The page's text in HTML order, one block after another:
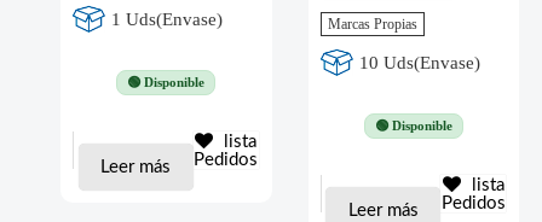
1 Uds(Envase)
🟢 Disponible
Leer más
lista
Pedidos
Marcas Propias
10 Uds(Envase)
🟢 Disponible
Leer más
lista
Pedidos